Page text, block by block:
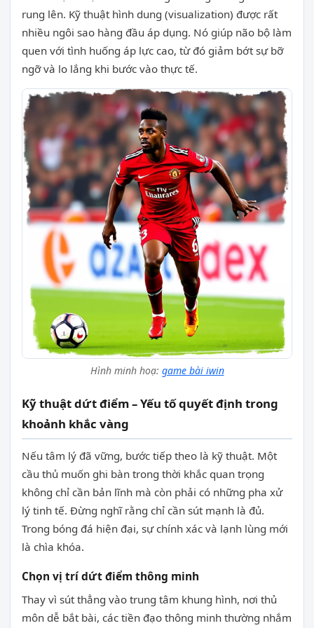
rung lên. Kỹ thuật hình dung (visualization) được rất
nhiều ngôi sao hàng đầu áp dụng. Nó giúp não bộ làm
quen với tình huống áp lực cao, từ đó giảm bớt sự bỡ
ngỡ và lo lắng khi bước vào thực tế.
Hình minh hoạ: game bài iwin
Kỹ thuật dứt điểm – Yếu tố quyết định trong
khoảnh khắc vàng
Nếu tâm lý đã vững, bước tiếp theo là kỹ thuật. Một
cầu thủ muốn ghi bàn trong thời khắc quan trọng
không chỉ cần bản lĩnh mà còn phải có những pha xử
lý tinh tế. Đừng nghĩ rằng chỉ cần sút mạnh là đủ.
Trong bóng đá hiện đại, sự chính xác và lạnh lùng mới
là chìa khóa.
Chọn vị trí dứt điểm thông minh
Thay vì sút thẳng vào trung tâm khung hình, nơi thủ
môn dễ bắt bài, các tiền đạo thông minh thường nhắm